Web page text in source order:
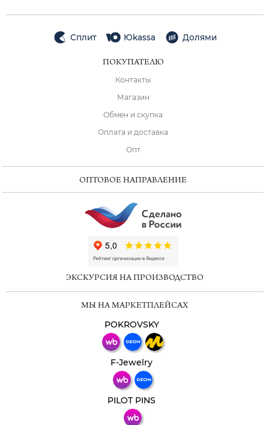
Сплит Юkassa Долями
ПОКУПАТЕЛЮ
Контакты
Магазин
Обмен и скупка
Оплата и доставка
Опт
ОПТОВОЕ НАПРАВЛЕНИЕ
ЭКСКУРСИЯ НА ПРОИЗВОДСТВО
МЫ НА МАРКЕТПЛЕЙСАХ
POKROVSKY
F-Jewelry
PILOT PINS